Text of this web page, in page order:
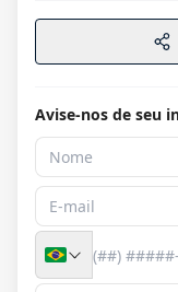
Avise-nos de seu